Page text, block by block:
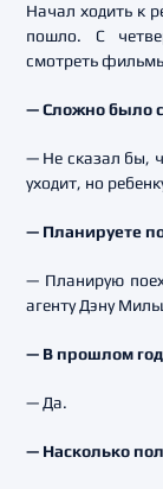
Начал ходить к
пошло. С
смотреть
— Сложно было
— Не сказал бы,
уходит, но
— Планируете
— Планирую
агенту Дэну
— В прошлом
— Да.
— Насколько